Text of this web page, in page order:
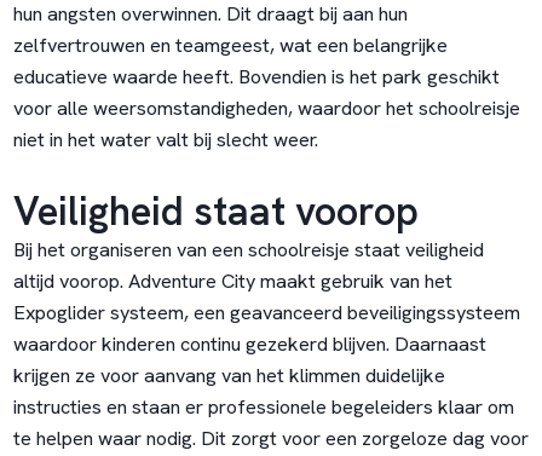
hun angsten overwinnen. Dit draagt bij aan hun
zelfvertrouwen en teamgeest, wat een belangrijke
educatieve waarde heeft. Bovendien is het park geschikt
voor alle weersomstandigheden, waardoor het schoolreisje
niet in het water valt bij slecht weer.
Veiligheid staat voorop
Bij het organiseren van een schoolreisje staat veiligheid
altijd voorop. Adventure City maakt gebruik van het
Expoglider systeem, een geavanceerd beveiligingssysteem
waardoor kinderen continu gezekerd blijven. Daarnaast
krijgen ze voor aanvang van het klimmen duidelijke
instructies en staan er professionele begeleiders klaar om
te helpen waar nodig. Dit zorgt voor een zorgeloze dag voor